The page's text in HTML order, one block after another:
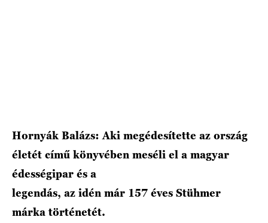
Hornyák Balázs: Aki megédesítette az ország
életét című könyvében meséli el a magyar
édességipar és a
legendás, az idén már 157 éves Stühmer
márka történetét.